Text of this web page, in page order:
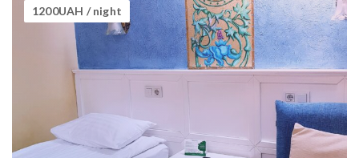
1200UAH / night